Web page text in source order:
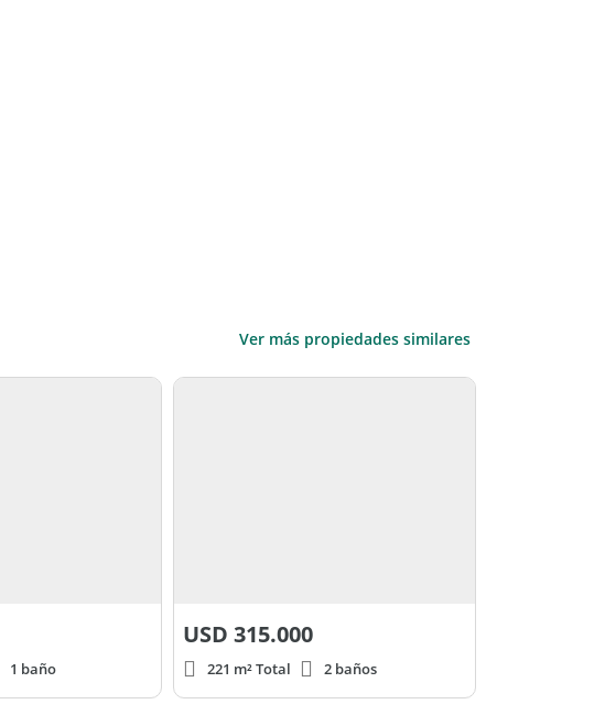
Ver más propiedades similares
1 baño
USD 315.000
221 m² Total 2 baños